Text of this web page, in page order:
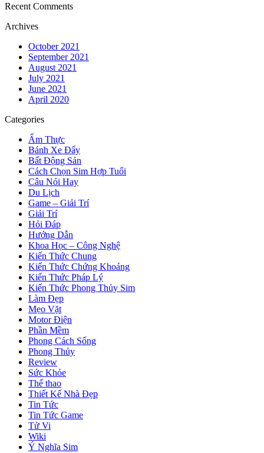
Recent Comments
Archives
October 2021
September 2021
August 2021
July 2021
June 2021
April 2020
Categories
Ẩm Thực
Bánh Xe Đẩy
Bất Động Sản
Cách Chọn Sim Hợp Tuổi
Câu Nói Hay
Du Lịch
Game – Giải Trí
Giải Trí
Hỏi Đáp
Hướng Dẫn
Khoa Học – Công Nghệ
Kiến Thức Chung
Kiến Thức Chứng Khoáng
Kiến Thức Pháp Lý
Kiến Thức Phong Thủy Sim
Làm Đẹp
Mẹo Vặt
Motor Điện
Phần Mềm
Phong Cách Sống
Phong Thủy
Review
Sức Khỏe
Thể thao
Thiết Kế Nhà Đẹp
Tin Tức
Tin Tức Game
Tử Vi
Wiki
Ý Nghĩa Sim